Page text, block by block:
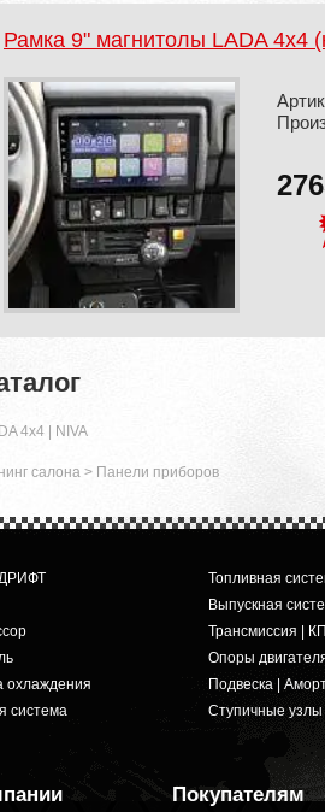
Рамка 9" магнитолы LADA 4x4
4x4 | NIVA
салона > Панели приборов
охлаждения
система
Топливная
Выпускная
Трансмиссия |
Опоры
Подвеска |
Ступичные узлы
Покупателям